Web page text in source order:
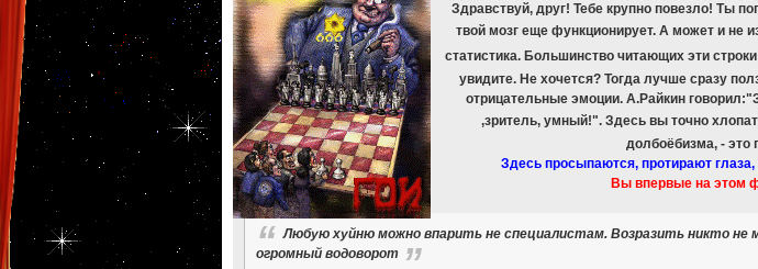
Здравствуй, друг! Тебе крупно повезло! Ты
твой мозг еще функционирует. А может и не
статистика. Большинство читающих эти
увидите. Не хочется? Тогда лучше сразу
отрицательные эмоции. А.Райкин
,зритель, умный!". Здесь вы точно
долбоёбизма, - это
Здесь просыпаются, протирают
Вы впервые на этом
Любую хуйню можно впарить не специалистам. Возразить никто не
огромный водоворот